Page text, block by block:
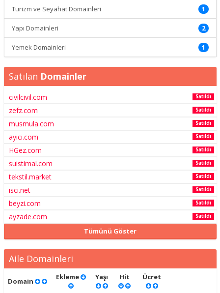
Turizm ve Seyahat Domainleri 1
Yapı Domainleri 2
Yemek Domainleri 1
Satılan Domainler
civilcivil.com Satıldı
zefz.com Satıldı
musmula.com Satıldı
ayici.com Satıldı
HGez.com Satıldı
suistimal.com Satıldı
tekstil.market Satıldı
isci.net Satıldı
beyzi.com Satıldı
ayzade.com Satıldı
Tümünü Göster
Aile Domainleri
Domain Ekleme Yaşı Hit Ücret